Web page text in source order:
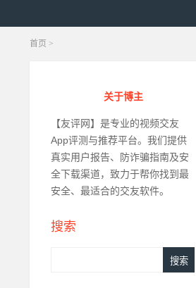
首页 >
关于博主
【友评网】是专业的视频交友
App评测与推荐平台。我们提供
真实用户报告、防诈骗指南及安
全下载渠道，致力于帮你找到最
安全、最适合的交友软件。
搜索